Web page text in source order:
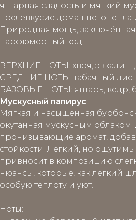
янтарная сладость и мягкий
послевкусие домашнего тепла
Природная мощь,
парфюмерный код.
ВЕРХНИЕ НОТЫ: хвоя, эвкалипт,
СРЕДНИЕ НОТЫ: табачный
БАЗОВЫЕ НОТЫ: янтарь, кедр,
Мускусный папирус
Мягкая и насыщенная
окутанная мускусным
пронизывающие аромат,
стойкости. Легкий, но
привносит в композицию
нюансы, которые, как легкий
особую теплоту и уют.
Ноты: